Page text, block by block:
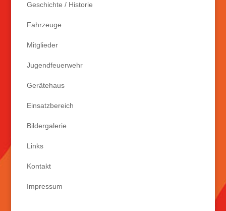
Geschichte / Historie
Fahrzeuge
Mitglieder
Jugendfeuerwehr
Gerätehaus
Einsatzbereich
Bildergalerie
Links
Kontakt
Impressum